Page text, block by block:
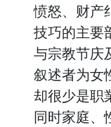
愤怒、财产
技巧的主要
与宗教节庆
叙述者为女
却很少是职
同时家庭、